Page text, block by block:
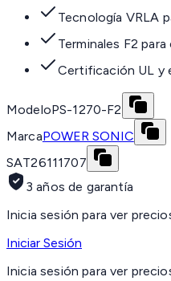
Tecnología VRLA
Terminales F2
Certificación UL y
ModeloPS-1270-F2
MarcaPOWER SONIC
SAT26111707
3 años de garantía
Inicia sesión para ver
Iniciar Sesión
Inicia sesión para ver